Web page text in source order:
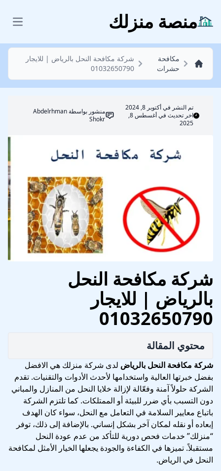
منصة منزلك
مكافحة
حشرات
شركة مكافحة النحل بالرياض | للايجار
01032650790
تم النشر فيأكتوبر 8, 2024
اخر تحديث في أغسطس 8,
2025
منشور بواسطة Abdelrhman
Shokr
شركة مكافحة النحل
بالرياض | للايجار
01032650790
محتوي المقالة
شركة مكافحة النحل بالرياض لدى شركة منزلك هي الافضل
بفضل خبرتها العالية واستخدامها لأحدث الأدوات والتقنيات. تقدم
الشركة حلولاً آمنة وفعّالة لإزالة خلايا النحل من المنازل والمباني
دون التسبب بأي ضرر للبيئة أو الممتلكات. كما تلتزم الشركة
باتباع معايير السلامة في التعامل مع النحل، سواء كان الهدف
إبعاده أو نقله لمكان آخر بشكل إنساني. بالإضافة إلى ذلك، توفر
“منزلك” خدمات فحص دورية للتأكد من عدم عودة النحل
مستقبلاً. تميزها في الكفاءة والجودة يجعلها الخيار الأمثل لمكافحة
النحل في الرياض.